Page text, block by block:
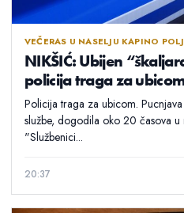
VEČERAS U NASELJU KAPINO
NIKŠIĆ: Ubijen
policija traga za
Policija traga za ubicom.
službe, dogodila oko 20 časova u
"Službenici...
20:37